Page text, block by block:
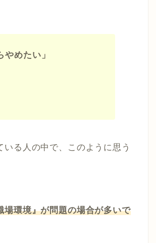
めたい」
る人の中で、このように思う
環境』が問題の場合が多いで